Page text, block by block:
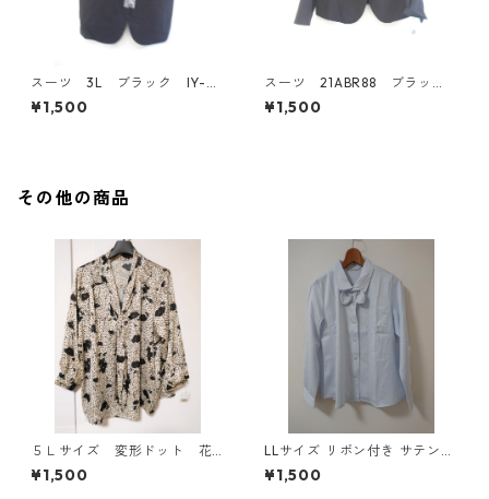
スーツ 3L ブラック IY-45
28
¥1,500
スーツ 21ABR88 ブラッ
ク IY-4527
¥1,500
その他の商品
５Ｌサイズ 変形ドット 花
柄 ボウタイブラウス オフ
ホワイト KAE-4761
¥1,500
LLサイズ リボン付き サテン調
シャツブラウス サックス ◆KI
Y-1301◆
¥1,500